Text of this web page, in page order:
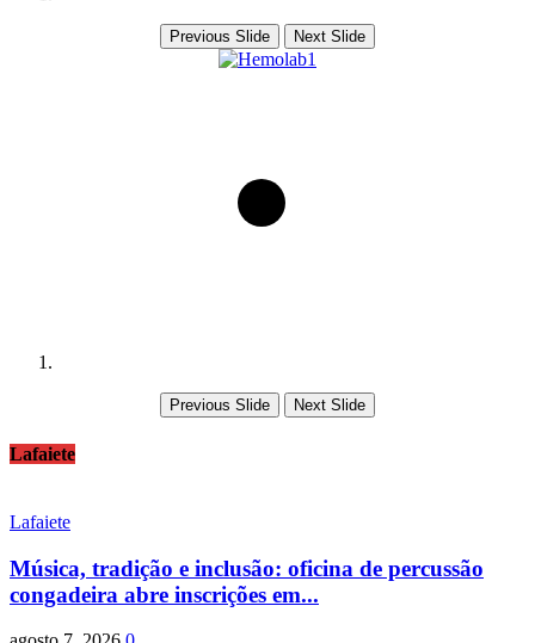
Previous Slide Next Slide
Previous Slide Next Slide
Lafaiete
Lafaiete
Música, tradição e inclusão: oficina de percussão
congadeira abre inscrições em...